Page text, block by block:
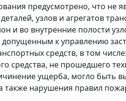
предусмотрено, что
узлов и агрегатов
и во внутренние полости
к управлению
средств, в том
средства, не прошедшего
ущерба, могло быть
также нарушения правил